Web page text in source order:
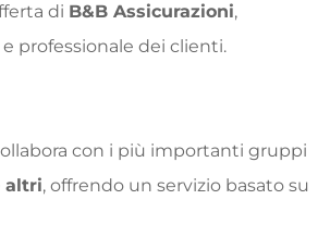
di B&B Assicurazioni,
professionale dei clienti.
con i più importanti gruppi
altri, offrendo un servizio basato su